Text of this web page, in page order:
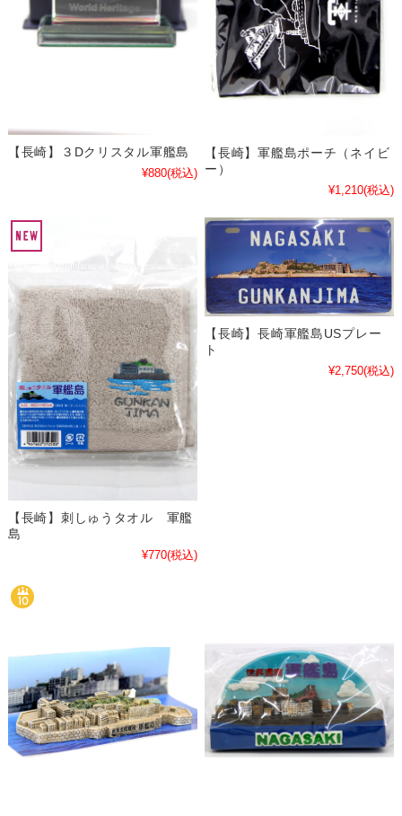
【長崎】３Dクリスタル軍艦島
¥880(税込)
【長崎】軍艦島ポーチ（ネイビ
ー）
¥1,210(税込)
【長崎】刺しゅうタオル 軍艦
島
¥770(税込)
【長崎】長崎軍艦島USプレー
ト
¥2,750(税込)